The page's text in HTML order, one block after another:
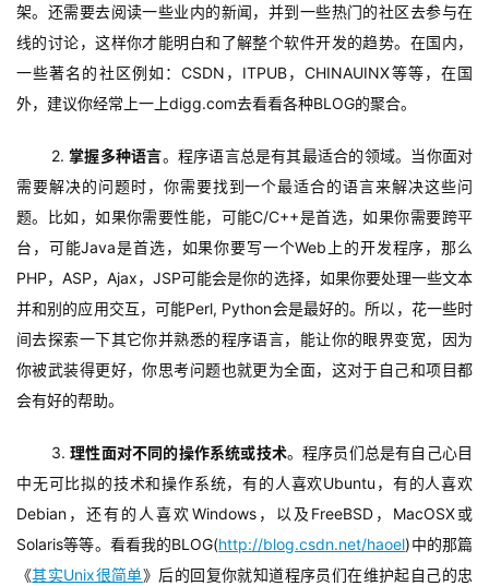
架。还需要去阅读一些业内的新闻，并到一些热门的社区去参与在
线的讨论，这样你才能明白和了解整个软件开发的趋势。在国内，
一些著名的社区例如：CSDN，ITPUB，CHINAUINX等等，在国
外，建议你经常上一上digg.com去看看各种BLOG的聚合。
2. 掌握多种语言。程序语言总是有其最适合的领域。当你面对
需要解决的问题时，你需要找到一个最适合的语言来解决这些问
题。比如，如果你需要性能，可能C/C++是首选，如果你需要跨平
台，可能Java是首选，如果你要写一个Web上的开发程序，那么
PHP，ASP，Ajax，JSP可能会是你的选择，如果你要处理一些文本
并和别的应用交互，可能Perl, Python会是最好的。所以，花一些时
间去探索一下其它你并熟悉的程序语言，能让你的眼界变宽，因为
你被武装得更好，你思考问题也就更为全面，这对于自己和项目都
会有好的帮助。
3. 理性面对不同的操作系统或技术。程序员们总是有自己心目
中无可比拟的技术和操作系统，有的人喜欢Ubuntu，有的人喜欢
Debian，还有的人喜欢Windows，以及FreeBSD，MacOSX或
Solaris等等。看看我的BLOG(http://blog.csdn.net/haoel)中的那篇
《其实Unix很简单》后的回复你就知道程序员们在维护起自己的忠